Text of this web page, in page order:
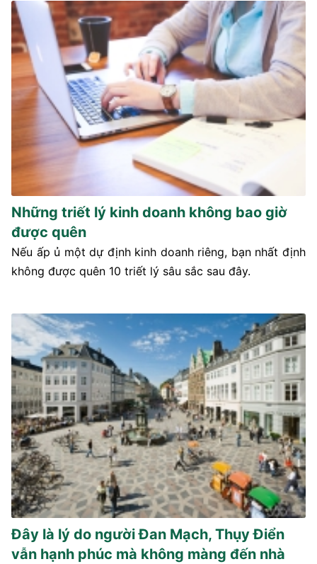
Những triết lý kinh doanh không bao giờ
được quên
Nếu ấp ủ một dự định kinh doanh riêng, bạn nhất định
không được quên 10 triết lý sâu sắc sau đây.
Đây là lý do người Đan Mạch, Thụy Điển
vẫn hạnh phúc mà không màng đến nhà